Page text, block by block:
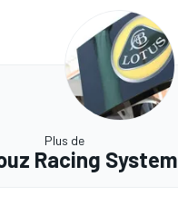
Plus de
Racing System